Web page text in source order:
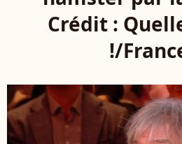
Crédit :
!/